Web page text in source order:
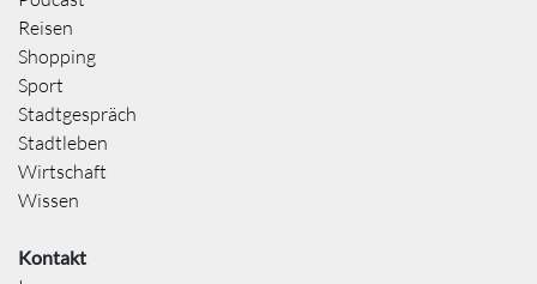
Reisen
Shopping
Sport
Stadtgespräch
Stadtleben
Wirtschaft
Wissen
Kontakt